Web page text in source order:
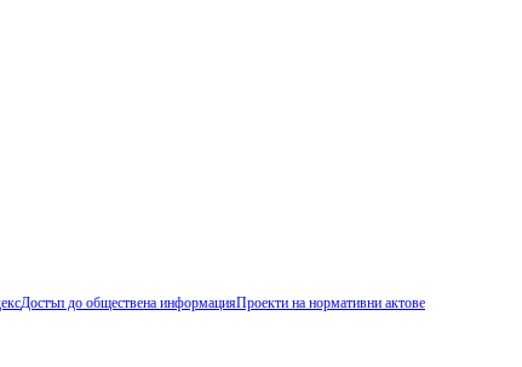
Достъп до обществена информацияПроекти на нормативни актове